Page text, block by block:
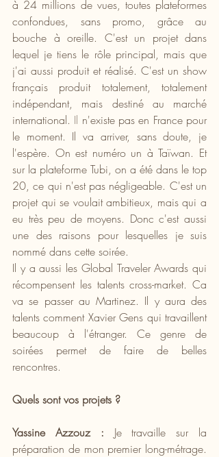
à 24 millions de vues, toutes plateformes
confondues, sans promo, grâce au
bouche à oreille. C'est un projet dans
lequel je tiens le rôle principal, mais que
j'ai aussi produit et réalisé. C'est un show
français produit totalement, totalement
indépendant, mais destiné au marché
international. Il n'existe pas en France pour
le moment. Il va arriver, sans doute, je
l'espère. On est numéro un à Taïwan. Et
sur la plateforme Tubi, on a été dans le top
20, ce qui n'est pas négligeable. C'est un
projet qui se voulait ambitieux, mais qui a
eu très peu de moyens. Donc c'est aussi
une des raisons pour lesquelles je suis
nommé dans cette soirée.
Il y a aussi les Global Traveler Awards qui
récompensent les talents cross-market. Ca
va se passer au Martinez. Il y aura des
talents comment Xavier Gens qui travaillent
beaucoup à l'étranger. Ce genre de
soirées permet de faire de belles
rencontres.
Quels sont vos projets ?
Yassine Azzouz : Je travaille sur la
préparation de mon premier long-métrage.